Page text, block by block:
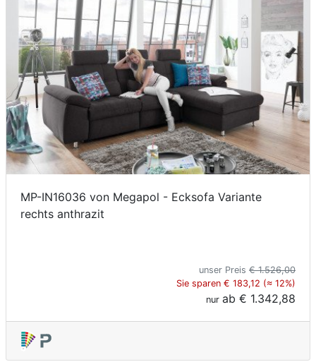
MP-IN16036 von Megapol - Ecksofa Variante
rechts anthrazit
unser Preis € 1.526,00
Sie sparen € 183,12 (≈ 12%)
nur ab € 1.342,88
Finanzierung
Markenwelt
Letz-
Deals